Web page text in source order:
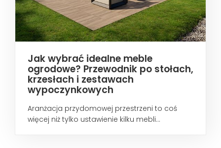
Jak wybrać idealne meble
ogrodowe? Przewodnik po stołach,
krzesłach i zestawach
wypoczynkowych
Aranżacja przydomowej przestrzeni to coś
więcej niż tylko ustawienie kilku mebli...